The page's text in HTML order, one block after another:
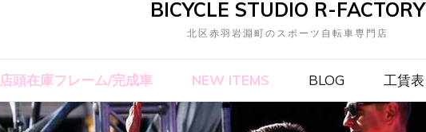
BICYCLE STUDIO R-FACTORY
北区赤羽岩淵町のスポーツ自転車専門店
店頭在庫フレーム/完成車 NEW ITEMS BLOG 工賃表